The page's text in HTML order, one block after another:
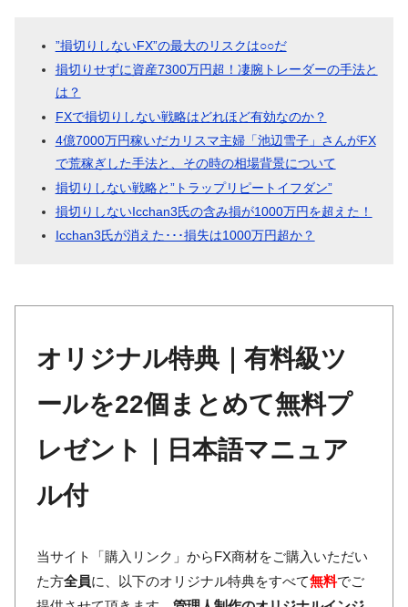
”損切りしないFX”の最大のリスクは○○だ
損切りせずに資産7300万円超！凄腕トレーダーの手法と
は？
FXで損切りしない戦略はどれほど有効なのか？
4億7000万円稼いだカリスマ主婦「池辺雪子」さんがFX
で荒稼ぎした手法と、その時の相場背景について
損切りしない戦略と”トラップリピートイフダン”
損切りしないIcchan3氏の含み損が1000万円を超えた！
Icchan3氏が消えた･･･損失は1000万円超か？
オリジナル特典｜有料級ツ
ールを22個まとめて無料プ
レゼント｜日本語マニュア
ル付
当サイト「購入リンク」からFX商材をご購入いただい
た方全員に、以下のオリジナル特典をすべて無料でご